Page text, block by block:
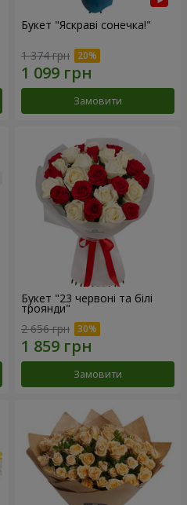
Букет "Яскраві сонечка!"
1 374 грн
Замовити
Букет "23 червоні та білі
троянди"
2 656 грн
Замовити